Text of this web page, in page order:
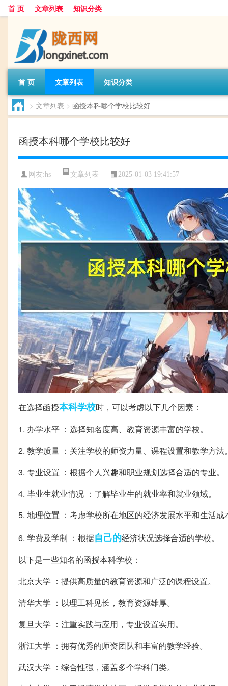
首 页 文章列表 知识分类
首 页 文章列表 知识分类
> 文章列表 > 函授本科哪个学校比较好
函授本科哪个学校比较好
网友:hs 文章列表 2025-01-03 19:41:57
在选择函授本科学校时，可以考虑以下几个因素：
1. 办学水平 ：选择知名度高、教育资源丰富的学校。
2. 教学质量 ：关注学校的师资力量、课程设置和教学方法
3. 专业设置 ：根据个人兴趣和职业规划选择合适的专业。
4. 毕业生就业情况 ：了解毕业生的就业率和就业领域。
5. 地理位置 ：考虑学校所在地区的经济发展水平和生活成
6. 学费及学制 ：根据自己的经济状况选择合适的学校。
以下是一些知名的函授本科学校：
北京大学 ：提供高质量的教育资源和广泛的课程设置。
清华大学 ：以理工科见长，教育资源雄厚。
复旦大学 ：注重实践与应用，专业设置实用。
浙江大学 ：拥有优秀的师资团队和丰富的教学经验。
武汉大学 ：综合性强，涵盖多个学科门类。